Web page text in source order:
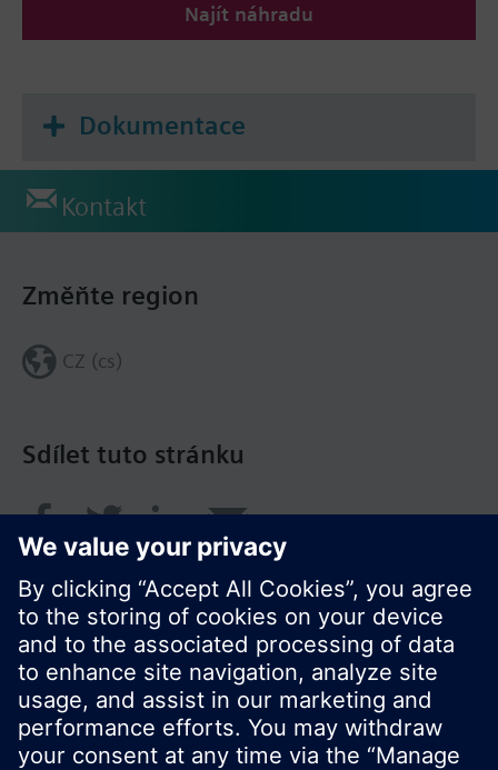
Najít náhradu
Dokumentace
Kontakt
Sdílet tuto stránku
Změňte region
CZ (cs)
© Siemens Switzerland Ltd. 2017